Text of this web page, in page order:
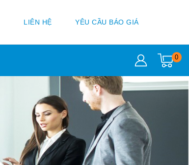
LIÊN HỆ YÊU CẦU BÁO GIÁ
0